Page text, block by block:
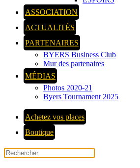
ASSOCIATION
ACTUALITÉS
PARTENAIRES
BYERS Business Club
Mur des partenaires
MÉDIAS
Photos 2020-21
Byers Tournament 2025
Achetez vos places
Boutique